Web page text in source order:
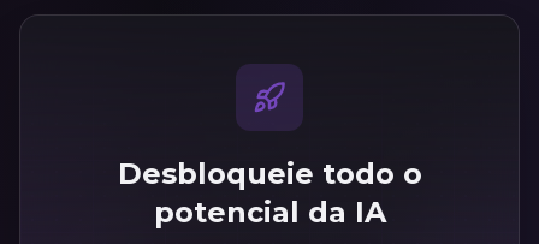
Desbloqueie todo o
potencial da IA